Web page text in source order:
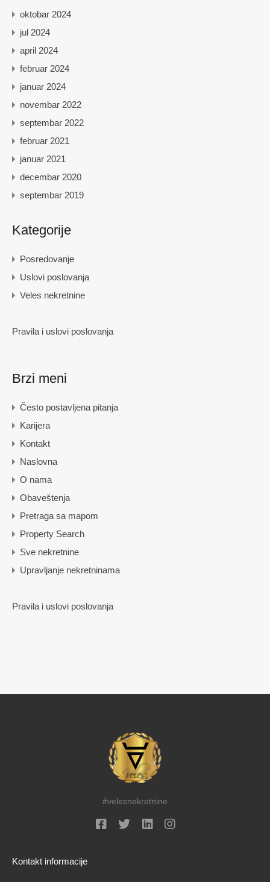
oktobar 2024
jul 2024
april 2024
februar 2024
januar 2024
novembar 2022
septembar 2022
februar 2021
januar 2021
decembar 2020
septembar 2019
Kategorije
Posredovanje
Uslovi poslovanja
Veles nekretnine
Pravila i uslovi poslovanja
Brzi meni
Često postavljena pitanja
Karijera
Kontakt
Naslovna
O nama
Obaveštenja
Pretraga sa mapom
Property Search
Sve nekretnine
Upravljanje nekretninama
Pravila i uslovi poslovanja
#velesnekretnine
Kontakt informacije